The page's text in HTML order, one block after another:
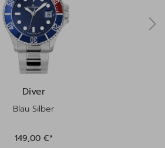
Diver
Blau Silber
149,00 €*